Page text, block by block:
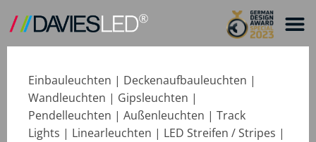
Einbauleuchten | Deckenaufbauleuchten |
Wandleuchten | Gipsleuchten |
Pendelleuchten | Außenleuchten | Track
Lights | Linearleuchten | LED Streifen / Stripes |